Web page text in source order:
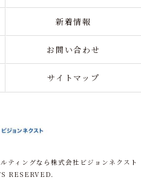
新着情報
お問い合わせ
サイトマップ
ティングなら株式会社ビジョンネクスト
RESERVED.